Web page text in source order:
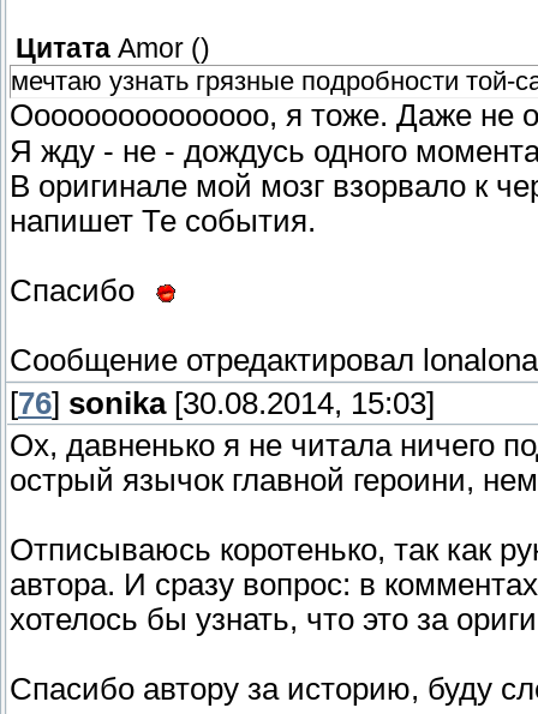
Цитата Amor ()
мечтаю узнать грязные подробности той-
Ооооооооооооооо, я тоже. Даже не
Я жду - не - дождусь одного
В оригинале мой мозг взорвало к
напишет Те события.
Спасибо
Сообщение отредактировал lonalona
[76] sonika[30.08.2014, 15:03]
Ох, давненько я не читала ничего
острый язычок главной героини,
Отписываюсь коротенько, так как
автора. И сразу вопрос: в
хотелось бы узнать, что это за
Спасибо автору за историю, буду